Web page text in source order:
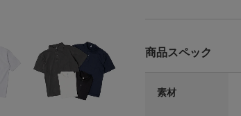
商品スペック
素材